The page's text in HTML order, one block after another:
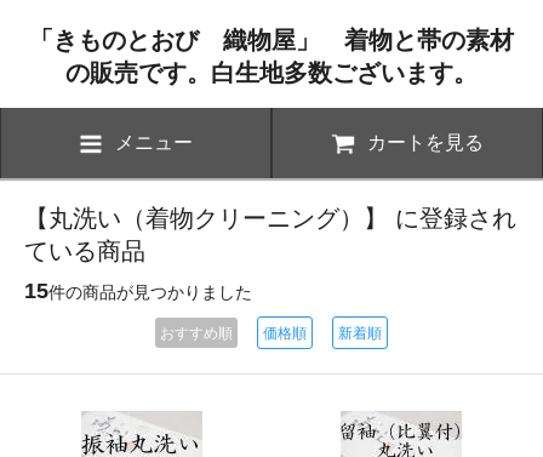
「きものとおび 織物屋」 着物と帯の素材
の販売です。白生地多数ございます。
メニュー カートを見る
【丸洗い（着物クリーニング）】 に登録され
ている商品
15件の商品が見つかりました
おすすめ順 価格順 新着順